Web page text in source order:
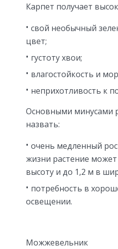
Карпет получает
свой необычный
цвет;
густоту хвои;
влагостойкость и
неприхотливость к
Основными минусами
назвать:
очень медленный
жизни растение
высоту и до 1,2 м в
потребность в
освещении.
Можжевельник